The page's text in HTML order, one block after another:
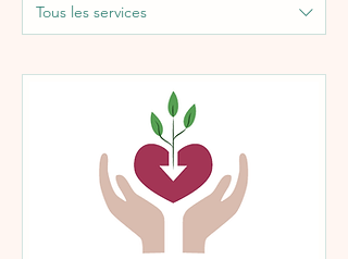
Tous les services